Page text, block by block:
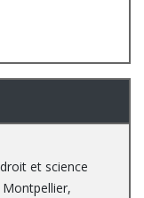
et science
Montpellier,